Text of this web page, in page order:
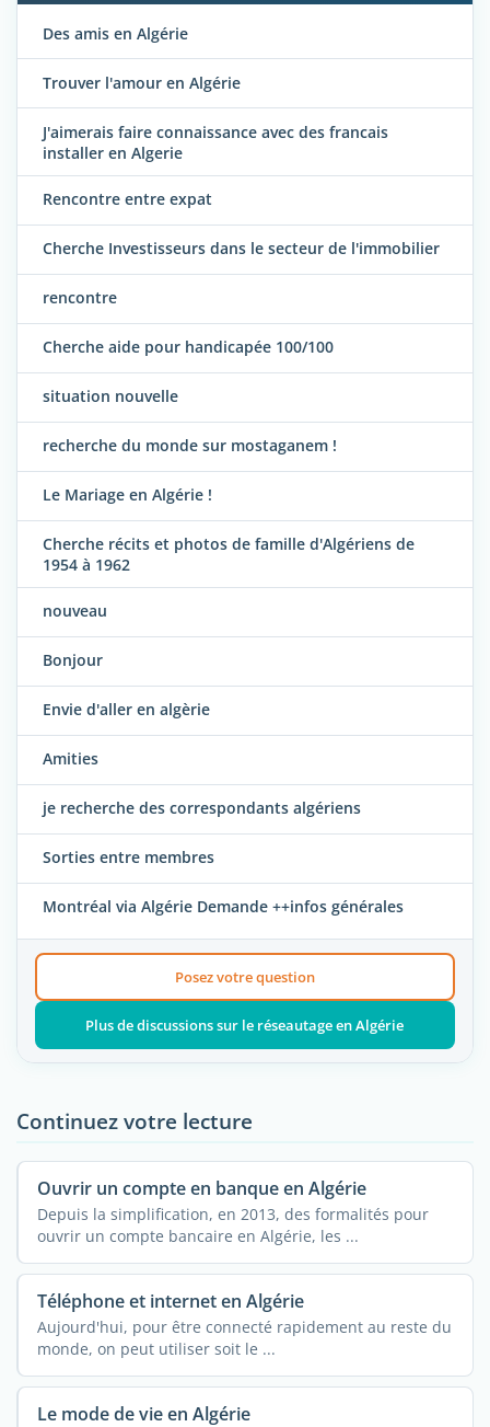
Des amis en Algérie
Trouver l'amour en Algérie
J'aimerais faire connaissance avec des francais
installer en Algerie
Rencontre entre expat
Cherche Investisseurs dans le secteur de l'immobilier
rencontre
Cherche aide pour handicapée 100/100
situation nouvelle
recherche du monde sur mostaganem !
Le Mariage en Algérie !
Cherche récits et photos de famille d'Algériens de
1954 à 1962
nouveau
Bonjour
Envie d'aller en algèrie
Amities
je recherche des correspondants algériens
Sorties entre membres
Montréal via Algérie Demande ++infos générales
Posez votre question
Plus de discussions sur le réseautage en Algérie
Continuez votre lecture
Ouvrir un compte en banque en Algérie
Depuis la simplification, en 2013, des formalités pour
ouvrir un compte bancaire en Algérie, les ...
Téléphone et internet en Algérie
Aujourd'hui, pour être connecté rapidement au reste du
monde, on peut utiliser soit le ...
Le mode de vie en Algérie